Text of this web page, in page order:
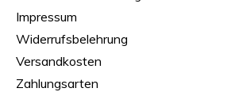
Impressum
Widerrufsbelehrung
Versandkosten
Zahlungsarten